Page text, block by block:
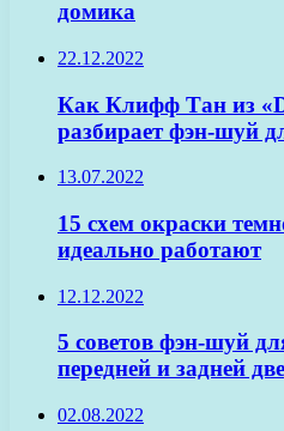
домика
22.12.2022
Как Клифф Тан из
разбирает фэн-шуй
13.07.2022
15 схем окраски
идеально работают
12.12.2022
5 советов фэн-шуй
передней и задней
02.08.2022